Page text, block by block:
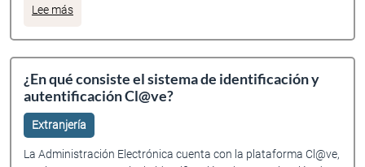
Lee mássobre Qué tramites del DNI, Pasaporte, NIF o NIE se
¿En qué consiste el sistema de identificación y
autentificación Cl@ve?
Extranjería
La Administración Electrónica cuenta con la plataforma Cl@ve,